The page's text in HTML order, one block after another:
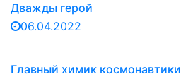
Дважды герой
06.04.2022
Главный химик космонавтики